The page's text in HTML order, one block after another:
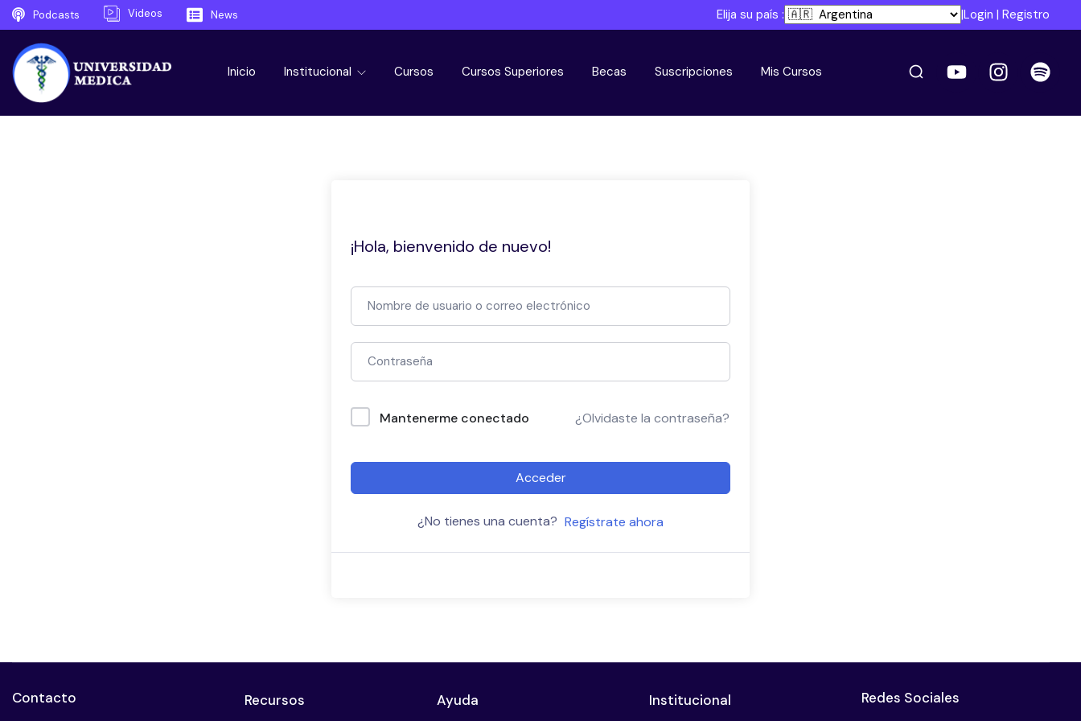
Podcasts Videos News Elija su país : |Login | Registro
Inicio Institucional Cursos Cursos Superiores Becas Suscripciones Mis Cursos
¡Hola, bienvenido de nuevo!
Mantenerme conectado ¿Olvidaste la contraseña?
Acceder
¿No tienes una cuenta? Regístrate ahora
Contacto Recursos Ayuda Institucional Redes Sociales